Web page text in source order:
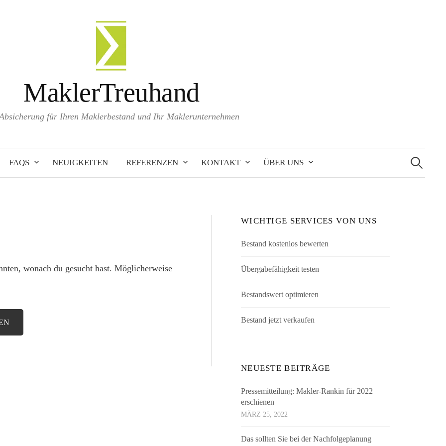
MaklerTreuhand
für Ihren Maklerbestand und Ihr Maklerunternehmen
FAQS NEUIGKEITEN REFERENZEN KONTAKT ÜBER UNS
nach:
wonach du gesucht hast. Möglicherweise
WICHTIGE SERVICES VON UNS
Bestand kostenlos bewerten
Übergabefähigkeit testen
Bestandswert optimieren
Bestand jetzt verkaufen
NEUESTE BEITRÄGE
Pressemitteilung: Makler-Rankin für 2022
erschienen
MÄRZ 25, 2022
Das sollten Sie bei der Nachfolgeplanung